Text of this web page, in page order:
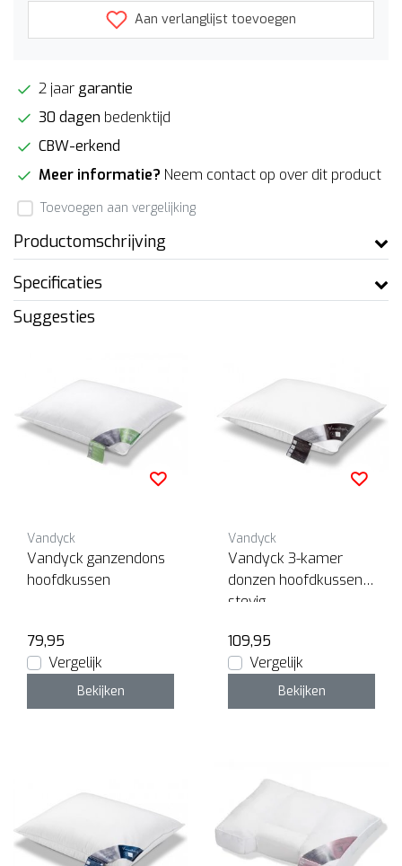
Aan verlanglijst toevoegen
2 jaar garantie
30 dagen bedenktijd
CBW-erkend
Meer informatie? Neem contact op over dit product
Toevoegen aan vergelijking
Productomschrijving
Specificaties
Suggesties
Vandyck
Vandyck ganzendons
hoofdkussen
79,95
Vergelijk
Bekijken
Vandyck
Vandyck 3-kamer
donzen hoofdkussen
stevig
109,95
Vergelijk
Bekijken